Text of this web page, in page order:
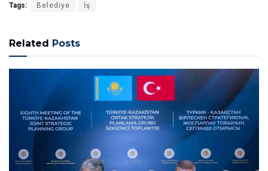
Tags: Belediye İş
Related Posts